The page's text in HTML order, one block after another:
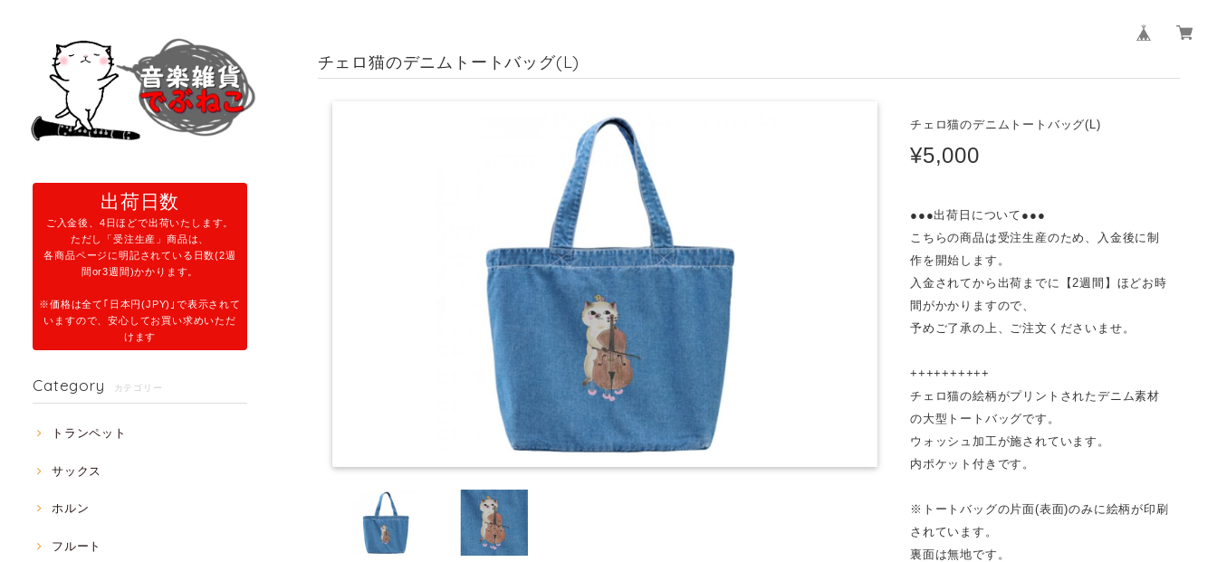
出荷日数
ご入金後、4日ほどで出荷いたします。
ただし「受注生産」商品は、
各商品ページに明記されている日数(2週
間or3週間)かかります。
※価格は全て｢日本円(JPY)｣で表示されて
いますので、安心してお買い求めいただ
けます
Category カテゴリー
トランペット
サックス
ホルン
フルート
チェロ猫のデニムトートバッグ(L)
チェロ猫のデニムトートバッグ(L)
¥5,000
●●●出荷日について●●●
こちらの商品は受注生産のため、入金後に制
作を開始します。
入金されてから出荷までに【2週間】ほどお時
間がかかりますので、
予めご了承の上、ご注文くださいませ。
++++++++++
チェロ猫の絵柄がプリントされたデニム素材
の大型トートバッグです。
ウォッシュ加工が施されています。
内ポケット付きです。
※トートバッグの片面(表面)のみに絵柄が印刷
されています。
裏面は無地です。